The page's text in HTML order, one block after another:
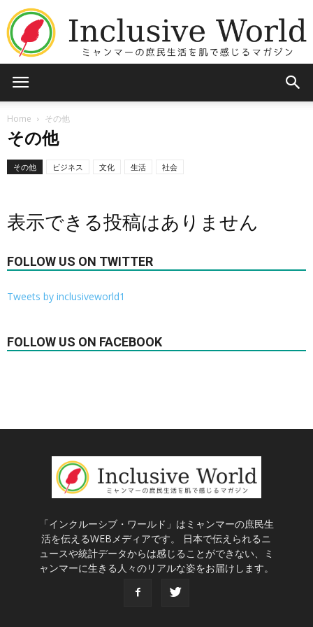
Home その他
その他
その他 ビジネス 文化 生活 社会
表示できる投稿はありません
FOLLOW US ON TWITTER
Tweets by inclusiveworld1
FOLLOW US ON FACEBOOK
「インクルーシブ・ワールド」はミャンマーの庶民生
活を伝えるWEBメディアです。 日本で伝えられるニ
ュースや統計データからは感じることができない、ミ
ャンマーに生きる人々のリアルな姿をお届けします。